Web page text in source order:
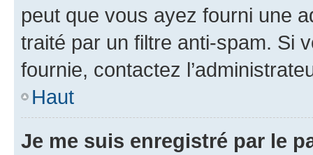
peut que vous ayez fourni une
traité par un filtre anti-spam. Si
fournie, contactez
Haut
Je me suis enregistré par le